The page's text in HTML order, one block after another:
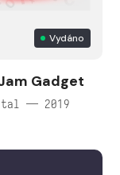
Vydáno
Gadget
— 2019